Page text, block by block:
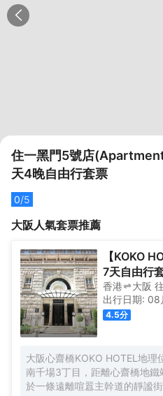
住一黑門5號店
天4晚自由行套票
0/5
大阪人氣套票推薦
【KOKO
7天自由行
香港 大阪
出行日期: 08
4.5分
大阪心齋橋KOKO HOTEL地理
南千場3丁目，距離心齋橋地
於一條遠離喧囂主幹道的靜謐